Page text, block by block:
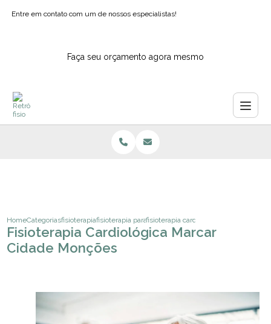
Entre em contato com um de nossos especialistas!
Faça seu orçamento agora mesmo
HomeCategoriasfisioterapiafisioterapia para coluna ipirangafisioterapia cardiologica marcar cidade
Fisioterapia Cardiológica Marcar
Cidade Monções